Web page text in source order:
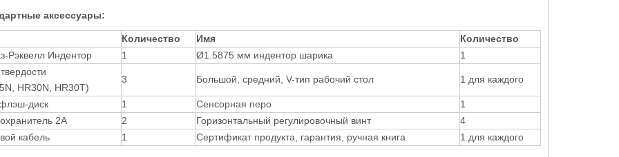
аксессуары:
Количество Имя
Количество
Рэквелл Индентор
1 Ø1.5875 мм индентор шарика
1
HR30N, HR30T)
3 Большой, средний, V-тип рабочий стол 1 для каждого
диск 1 Сенсорная перо
1
2А
2 Горизонтальный регулировочный винт
4
кабель
1 Сертификат продукта, гарантия, ручная книга 1 для каждого